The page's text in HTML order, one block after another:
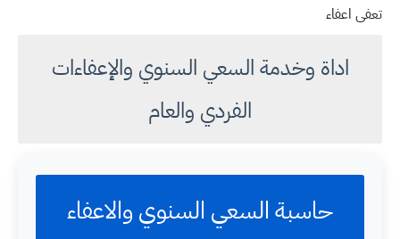
تعفى اعفاء
اداة وخدمة السعي السنوي والإعفاءات
الفردي والعام
حاسبة السعي السنوي والاعفاء